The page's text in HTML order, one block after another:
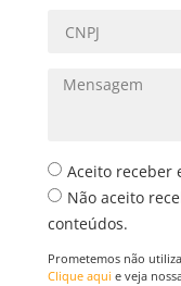
Aceito receber
Não aceito
conteúdos.
Prometemos não
Clique aqui e veja